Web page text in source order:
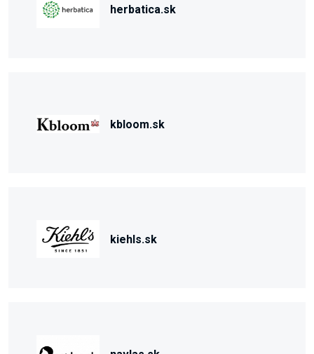
herbatica.sk
kbloom.sk
kiehls.sk